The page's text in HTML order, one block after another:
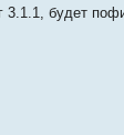
3.1.1, будет